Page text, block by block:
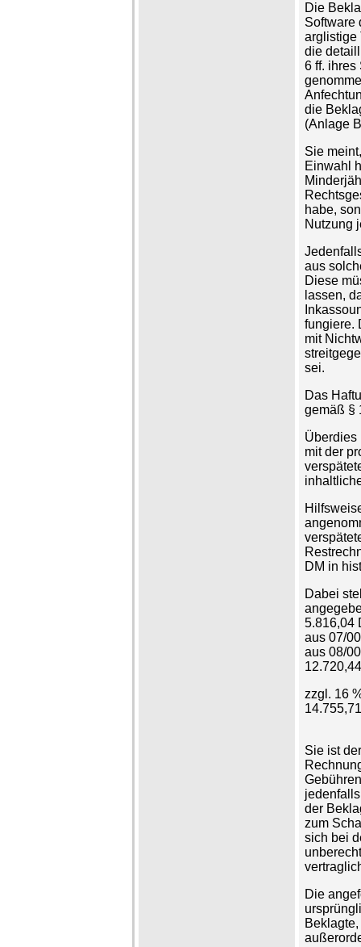
Die
Software
arglistige
die
6 ff. ihres
die
(Anlage
Sie
Einwahl
habe,
Nutzung
aus
Diese
lassen,
fungiere.
mit
sei.
Das
gemäß §
Überdies
mit der
DM in
Dabei
5.816,04
aus 07/
aus 08/
zzgl. 16
Sie ist
der
zum
sich bei
Die